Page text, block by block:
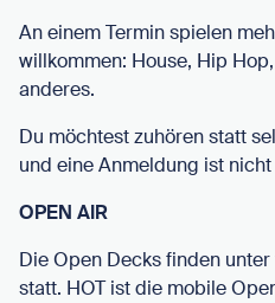
An einem Termin spielen
willkommen: House, Hip
anderes.
Du möchtest zuhören statt
und eine Anmeldung ist
OPEN AIR
Die Open Decks finden
statt. HOT ist die mobile